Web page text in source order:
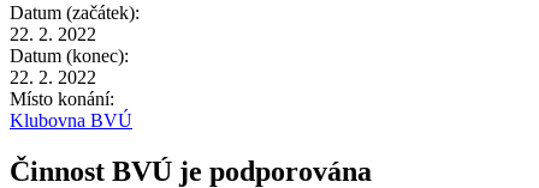
Datum (začátek):
22. 2. 2022
Datum (konec):
22. 2. 2022
Místo konání:
Klubovna BVÚ
Činnost BVÚ je podporována